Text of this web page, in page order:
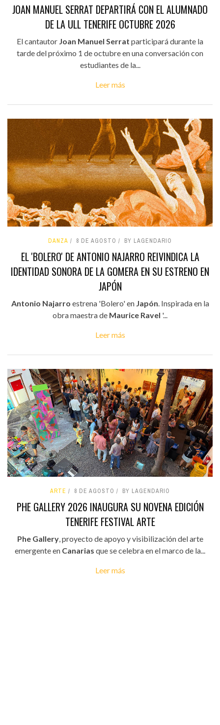
JOAN MANUEL SERRAT DEPARTIRÁ CON EL ALUMNADO
DE LA ULL TENERIFE OCTUBRE 2026
El cantautor Joan Manuel Serrat participará durante la
tarde del próximo 1 de octubre en una conversación con
estudiantes de la...
Leer más
DANZA 8 DE AGOSTO BY LAGENDARIO
EL 'BOLERO' DE ANTONIO NAJARRO REIVINDICA LA
IDENTIDAD SONORA DE LA GOMERA EN SU ESTRENO EN
JAPÓN
Antonio Najarro estrena 'Bolero' en Japón. Inspirada en la
obra maestra de Maurice Ravel '...
Leer más
ARTE 8 DE AGOSTO BY LAGENDARIO
PHE GALLERY 2026 INAUGURA SU NOVENA EDICIÓN
TENERIFE FESTIVAL ARTE
Phe Gallery, proyecto de apoyo y visibilización del arte
emergente en Canarias que se celebra en el marco de la...
Leer más